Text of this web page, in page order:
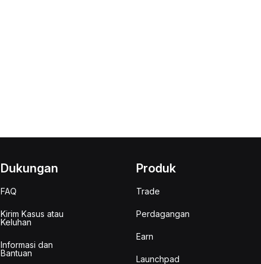
Dukungan
FAQ
Kirim Kasus atau
Keluhan
Informasi dan
Bantuan
Produk
Trade
Perdagangan
Earn
Launchpad